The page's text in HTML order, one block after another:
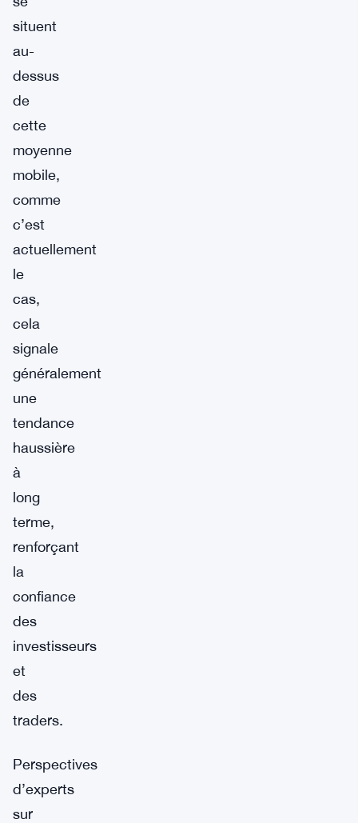
situent
au-
dessus
de
cette
moyenne
mobile,
comme
c’est
actuellement
le
cas,
cela
signale
généralement
une
tendance
haussière
à
long
terme,
renforçant
la
confiance
des
investisseurs
et
des
traders.
Perspectives
d’experts
sur